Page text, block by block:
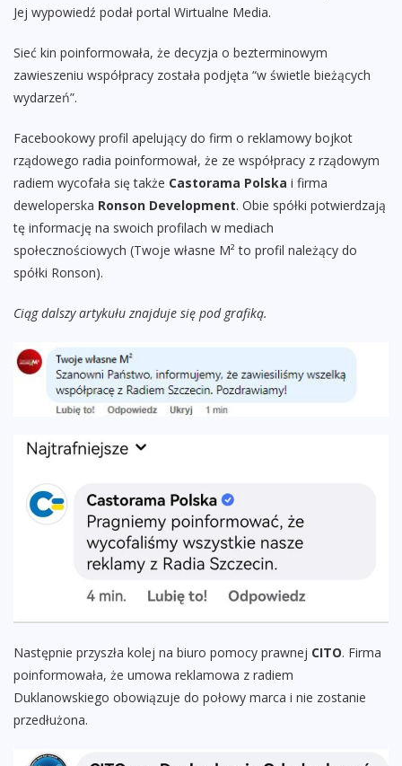
Jej wypowiedź podał portal Wirtualne Media.
Sieć kin poinformowała, że decyzja o bezterminowym
zawieszeniu współpracy została podjęta “w świetle bieżących
wydarzeń”.
Facebookowy profil apelujący do firm o reklamowy bojkot
rządowego radia poinformował, że ze współpracy z rządowym
radiem wycofała się także Castorama Polska i firma
deweloperska Ronson Development. Obie spółki potwierdzają
tę informację na swoich profilach w mediach
społecznościowych (Twoje własne M² to profil należący do
spółki Ronson).
Ciąg dalszy artykułu znajduje się pod grafiką.
Następnie przyszła kolej na biuro pomocy prawnej CITO. Firma
poinformowała, że umowa reklamowa z radiem
Duklanowskiego obowiązuje do połowy marca i nie zostanie
przedłużona.